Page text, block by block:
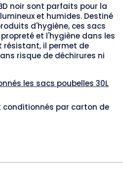
noir sont parfaits pour la
et humides. Destiné
d'hygiène, ces sacs
et l'hygiène dans les
résistant, il permet de
risque de déchirures ni
les sacs poubelles 30L
conditionnés par carton de